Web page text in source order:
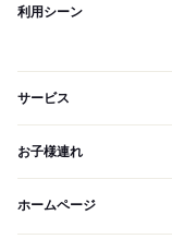
利用シーン
サービス
お子様連れ
ホームページ